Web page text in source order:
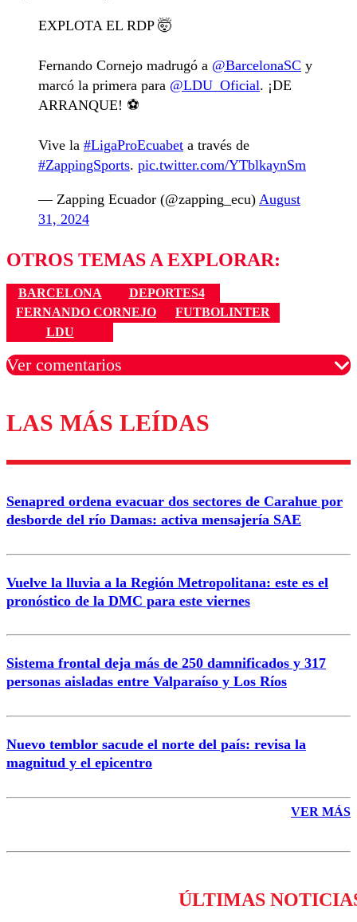
EXPLOTA EL RDP 🤯
Fernando Cornejo madrugó a @BarcelonaSC y
marcó la primera para @LDU_Oficial. ¡DE
ARRANQUE! ⚽️
Vive la #LigaProEcuabet a través de
#ZappingSports. pic.twitter.com/YTblkaynSm
— Zapping Ecuador (@zapping_ecu) August
31, 2024
OTROS TEMAS A EXPLORAR:
BARCELONA
DEPORTES4
FERNANDO CORNEJO
FUTBOLINTER
LDU
Ver comentarios
Los comentarios son moderados para garantizar un
diálogo respetuoso.
Correo
Enviar comentario
LAS MÁS LEÍDAS
Senapred ordena evacuar dos sectores de Carahue por
desborde del río Damas: activa mensajería SAE
Vuelve la lluvia a la Región Metropolitana: este es el
pronóstico de la DMC para este viernes
Sistema frontal deja más de 250 damnificados y 317
personas aisladas entre Valparaíso y Los Ríos
Nuevo temblor sacude el norte del país: revisa la
magnitud y el epicentro
VER MÁS
ÚLTIMAS